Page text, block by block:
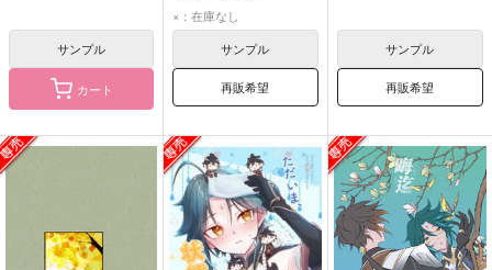
サンプル
カート
×：在庫なし
サンプル
再販希望
サンプル
再販希望